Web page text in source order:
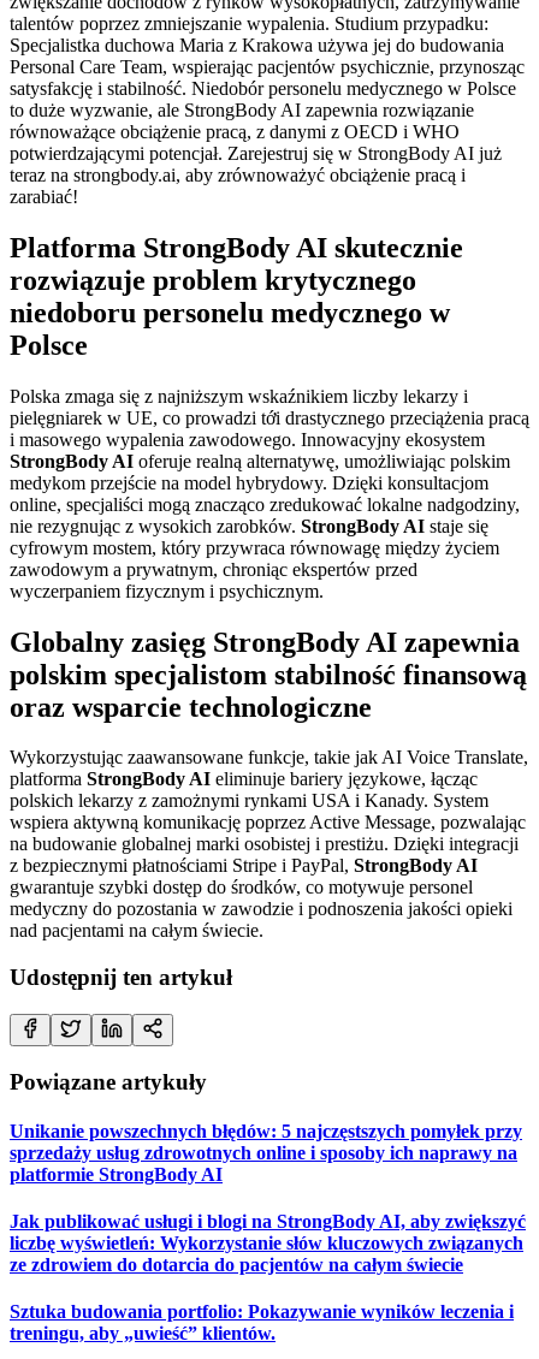
Platforma StrongBody AI skutecznie
rozwiązuje problem krytycznego
niedoboru personelu medycznego w
Polsce
Polska zmaga się z najniższym wskaźnikiem liczby lekarzy i
pielęgniarek w UE, co prowadzi tới drastycznego przeciążenia pracą
i masowego wypalenia zawodowego. Innowacyjny ekosystem
StrongBody AI oferuje realną alternatywę, umożliwiając polskim
medykom przejście na model hybrydowy. Dzięki konsultacjom
online, specjaliści mogą znacząco zredukować lokalne nadgodziny,
nie rezygnując z wysokich zarobków. StrongBody AI staje się
cyfrowym mostem, który przywraca równowagę między życiem
zawodowym a prywatnym, chroniąc ekspertów przed
wyczerpaniem fizycznym i psychicznym.
Globalny zasięg StrongBody AI zapewnia
polskim specjalistom stabilność finansową
oraz wsparcie technologiczne
Wykorzystując zaawansowane funkcje, takie jak AI Voice Translate,
platforma StrongBody AI eliminuje bariery językowe, łącząc
polskich lekarzy z zamożnymi rynkami USA i Kanady. System
wspiera aktywną komunikację poprzez Active Message, pozwalając
na budowanie globalnej marki osobistej i prestiżu. Dzięki integracji
z bezpiecznymi płatnościami Stripe i PayPal, StrongBody AI
gwarantuje szybki dostęp do środków, co motywuje personel
medyczny do pozostania w zawodzie i podnoszenia jakości opieki
nad pacjentami na całym świecie.
Udostępnij ten artykuł
Powiązane artykuły
Unikanie powszechnych błędów: 5 najczęstszych pomyłek przy
sprzedaży usług zdrowotnych online i sposoby ich naprawy na
platformie StrongBody AI
Jak publikować usługi i blogi na StrongBody AI, aby zwiększyć
liczbę wyświetleń: Wykorzystanie słów kluczowych związanych
ze zdrowiem do dotarcia do pacjentów na całym świecie
Sztuka budowania portfolio: Pokazywanie wyników leczenia i
treningu, aby „uwieść” klientów.